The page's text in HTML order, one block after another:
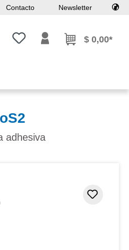
Contacto Newsletter
Tienes 0 artículos en tu lista de
$ 0,00*
adhesiva